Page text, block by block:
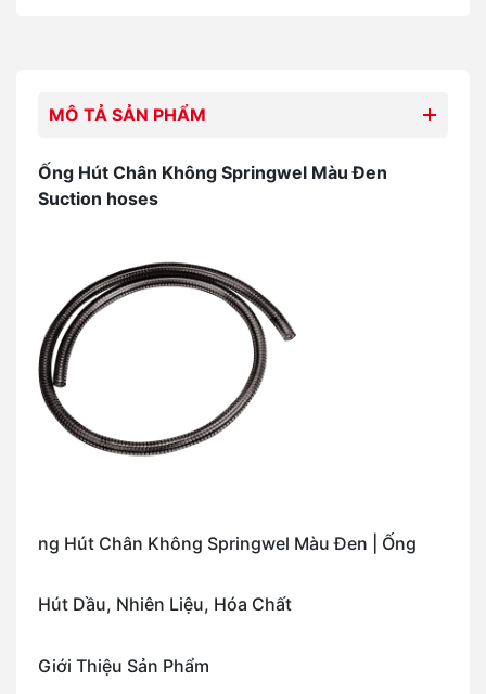
MÔ TẢ SẢN PHẨM
Ống Hút Chân Không Springwel Màu Đen
Suction hoses
ng Hút Chân Không Springwel Màu Đen | Ống
Hút Dầu, Nhiên Liệu, Hóa Chất
Giới Thiệu Sản Phẩm